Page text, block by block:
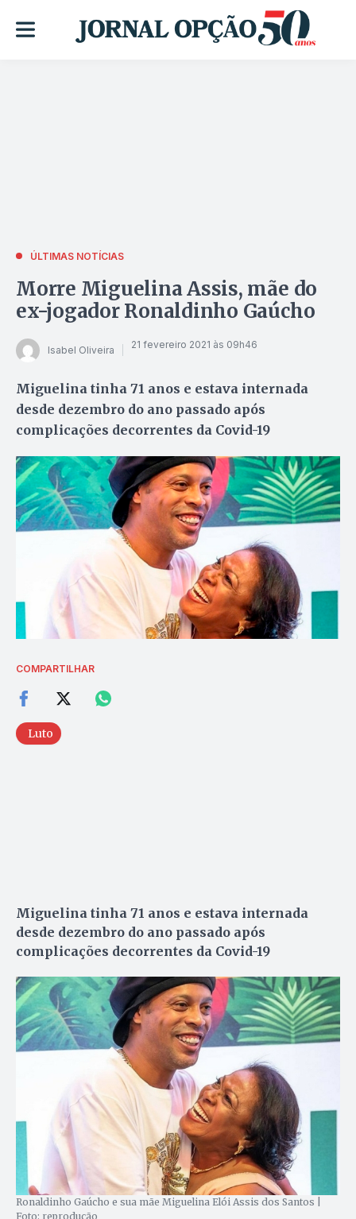
ÚLTIMAS NOTÍCIAS
Morre Miguelina Assis, mãe do
ex-jogador Ronaldinho Gaúcho
Isabel Oliveira 21 fevereiro 2021 às 09h46
Miguelina tinha 71 anos e estava internada
desde dezembro do ano passado após
complicações decorrentes da Covid-19
COMPARTILHAR
Luto
Miguelina tinha 71 anos e estava internada
desde dezembro do ano passado após
complicações decorrentes da Covid-19
Ronaldinho Gaúcho e sua mãe Miguelina Elói Assis dos Santos |
Foto: reprodução